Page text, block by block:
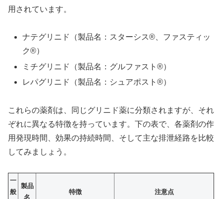
用されています。
ナテグリニド（製品名：スターシス®、ファスティッ
ク®）
ミチグリニド（製品名：グルファスト®）
レパグリニド（製品名：シュアポスト®）
これらの薬剤は、同じグリニド薬に分類されますが、それ
ぞれに異なる特徴を持っています。下の表で、各薬剤の作
用発現時間、効果の持続時間、そして主な排泄経路を比較
してみましょう。
一
般
製品
名
特徴 注意点